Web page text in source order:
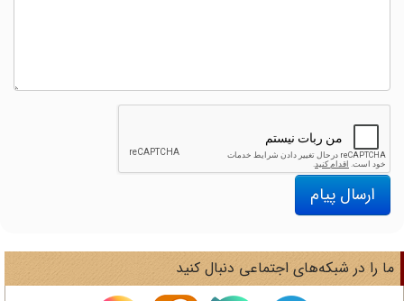
ارسال پیام
را در شبکه‌های اجتماعی دنبال کنید